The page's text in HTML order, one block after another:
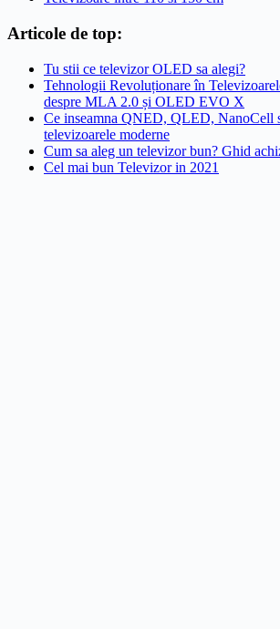
Articole de top:
Tu stii ce televizor OLED sa alegi?
Tehnologii Revoluționare în
despre MLA 2.0 și OLED EVO X
Ce inseamna QNED, QLED, NanoCell
televizoarele moderne
Cum sa aleg un televizor bun? Ghid
Cel mai bun Televizor in 2021